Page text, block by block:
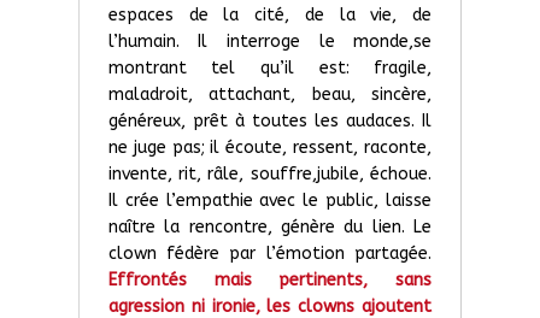
espaces de la cité, de la vie, de
l’humain. Il interroge le monde,se
montrant tel qu’il est: fragile,
maladroit, attachant, beau, sincère,
généreux, prêt à toutes les audaces. Il
ne juge pas; il écoute, ressent, raconte,
invente, rit, râle, souffre,jubile, échoue.
Il crée l’empathie avec le public, laisse
naître la rencontre, génère du lien. Le
clown fédère par l’émotion partagée.
Effrontés mais pertinents, sans
agression ni ironie, les clowns ajoutent